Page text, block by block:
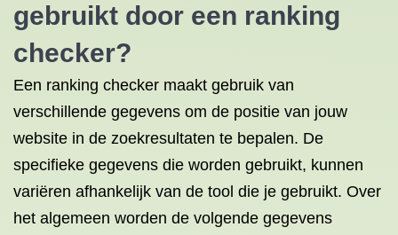
gebruikt door een ranking
checker?
Een ranking checker maakt gebruik van
verschillende gegevens om de positie van jouw
website in de zoekresultaten te bepalen. De
specifieke gegevens die worden gebruikt, kunnen
variëren afhankelijk van de tool die je gebruikt. Over
het algemeen worden de volgende gegevens